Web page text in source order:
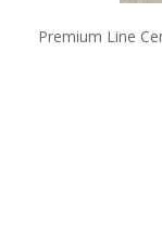
Premium Line